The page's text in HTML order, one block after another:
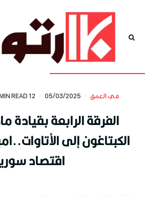
في العمق ·
05/03/2025
·
12 MIN READ
الفرقة الرابعة
الكبتاغون إلى
اقتصاد